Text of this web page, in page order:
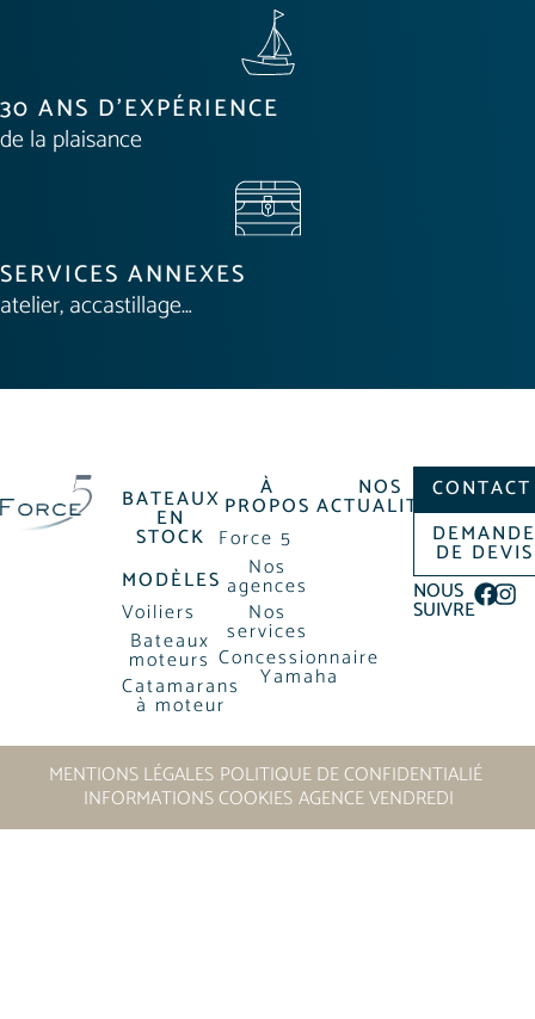
30 ANS D'EXPÉRIENCE
de la plaisance
SERVICES ANNEXES
atelier, accastillage…
BATEAUX
EN
STOCK
MODÈLES
Voiliers
Bateaux
moteurs
Catamarans
à moteur
À
PROPOS
Force 5
Nos
agences
Nos
services
Concessionnaire
Yamaha
NOS
ACTUALITÉS
CONTACT
DE DEVIS
NOUS
SUIVRE
MENTIONS LÉGALES POLITIQUE DE CONFIDENTIALIÉ
INFORMATIONS COOKIESAGENCE VENDREDI